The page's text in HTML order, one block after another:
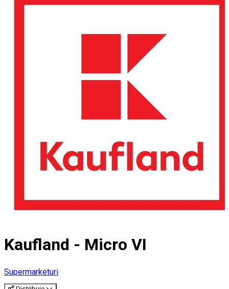
Kaufland - Micro VI
Supermarketuri